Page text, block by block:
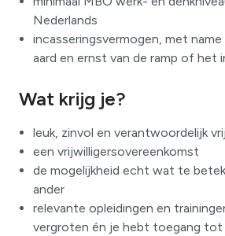
Nederlands
incasseringsvermogen, met
aard en ernst van de ramp of het
Wat krijg je?
leuk, zinvol en verantwoordelijk
een vrijwilligersovereenkomst
de mogelijkheid echt wat te
ander
relevante opleidingen en
vergroten én je hebt toegang tot